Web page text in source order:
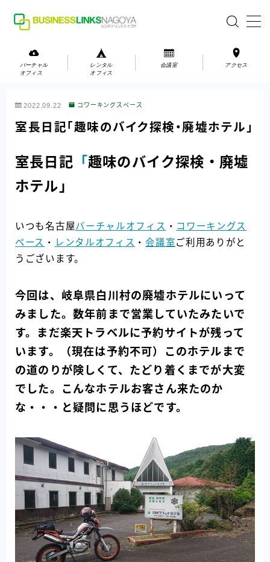
お問い合わせ
ご利用の流れ
アクセス
バーチャル
オフィス
レンタル
オフィス
会議室 アクセス
2022.09.22 コワーキングスペース
室長日記「趣味のバイク探検・廃墟ホテル」
室長日記 「趣味のバイク探検・廃墟
ホテル 」
いつも名古屋バーチャルオフィス ・ コワーキングス
ペース ・ レンタルオフィス ・会議室ご利用ありがと
うございます。
今回は、岐阜県白川村の廃墟ホテルにいって
みました。数年前まで営業していたみたいで
す。まだ楽天トラベルに予約サイトが残って
います。（現在は予約不可）このホテルまで
の道のりが険しくて、たどり着くまでが大変
でした。こんなホテルお客さん来たのか
な・・・と疑問に思うほどです。